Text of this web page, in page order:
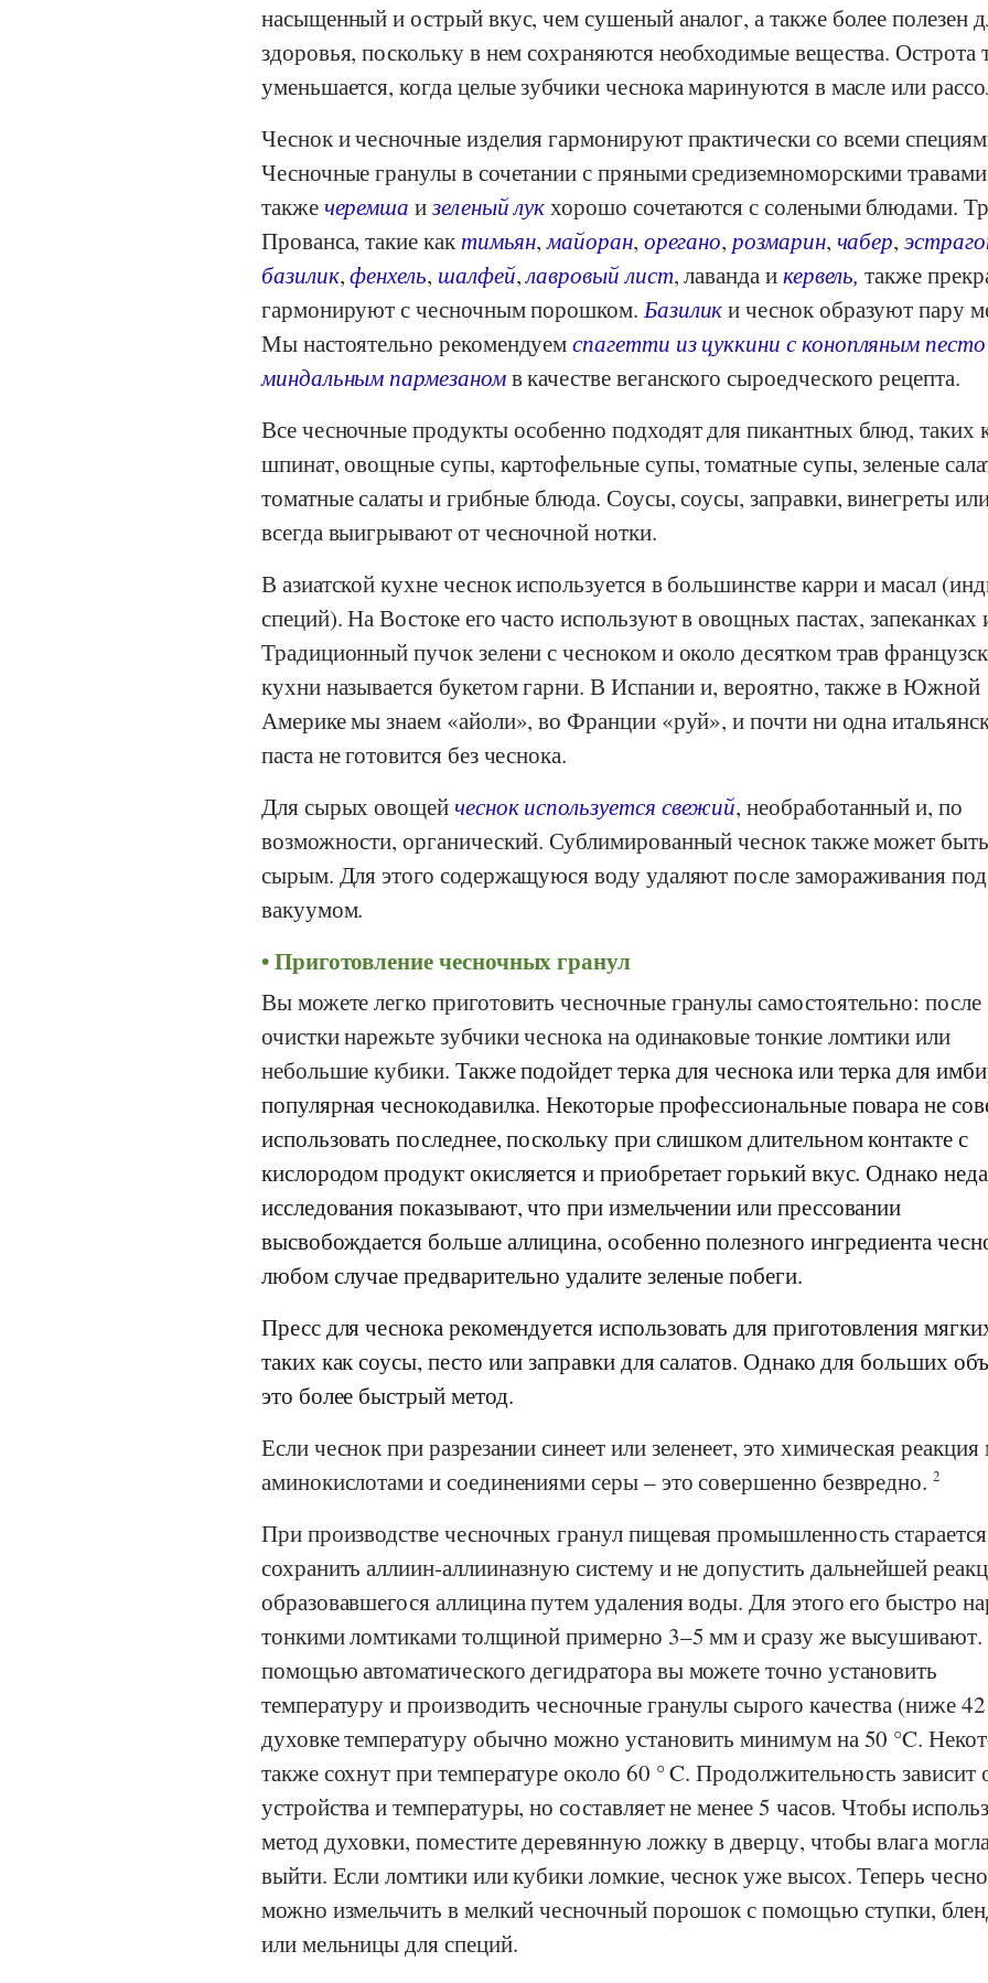
насыщенный и острый вкус, чем сушеный аналог, а также более полезен
здоровья, поскольку в нем сохраняются необходимые вещества. Острота
уменьшается, когда целые зубчики чеснока маринуются в масле или
Чеснок и чесночные изделия гармонируют практически со всеми
Чесночные гранулы в сочетании с пряными средиземноморскими
такжечеремша изеленый лукхорошо сочетаются с солеными блюдами.
Прованса, такие кактимьян,майоран, орегано,розмарин, чабер,
базилик,фенхель, шалфей,лавровый лист, лаванда икервель, также
гармонируют с чесночным порошком.Базилики чеснок образуют пару
Мы настоятельно рекомендуемспагетти из цуккини с конопляным
миндальным пармезаномв качестве веганского сыроедческого рецепта.
Все чесночные продукты особенно подходят для пикантных блюд, таких
шпинат, овощные супы, картофельные супы, томатные супы, зеленые
томатные салаты и грибные блюда. Соусы, соусы, заправки, винегреты
всегда выигрывают от чесночной нотки.
В азиатской кухне чеснок используется в большинстве карри и масал
специй). На Востоке его часто используют в овощных пастах, запеканках
Традиционный пучок зелени с чесноком и около десятком трав
кухни называется букетом гарни. В Испании и, вероятно, также в Южной
Америке мы знаем «айоли», во Франции «руй», и почти ни одна
паста не готовится без чеснока.
Для сырых овощейчеснок используется свежий, необработанный и, по
возможности, органический. Сублимированный чеснок также может быть
сырым. Для этого содержащуюся воду удаляют после замораживания под
вакуумом.
Приготовление чесночных гранул
Вы можете легко приготовить чесночные гранулы самостоятельно: после
очистки нарежьте зубчики чеснока на одинаковые тонкие ломтики или
небольшие кубики. Также подойдет терка для чеснока или терка для
популярная чеснокодавилка. Некоторые профессиональные повара не
использовать последнее, поскольку при слишком длительном контакте с
кислородом продукт окисляется и приобретает горький вкус. Однако
исследования показывают, что при измельчении или прессовании
высвобождается больше аллицина, особенно полезного ингредиента
любом случае предварительно удалите зеленые побеги.
Пресс для чеснока рекомендуется использовать для приготовления
таких как соусы, песто или заправки для салатов. Однако для больших
это более быстрый метод.
Если чеснок при разрезании синеет или зеленеет, это химическая
аминокислотами и соединениями серы – это совершенно безвредно.2
При производстве чесночных гранул пищевая промышленность старается
сохранить аллиин-аллииназную систему и не допустить дальнейшей
образовавшегося аллицина путем удаления воды. Для этого его быстро
тонкими ломтиками толщиной примерно 3–5 мм и сразу же
помощью автоматического дегидратора вы можете точно установить
температуру и производить чесночные гранулы сырого качества (ниже
духовке температуру обычно можно установить минимум на 50 °C.
также сохнут при температуре около 60 ° C. Продолжительность зависит
устройства и температуры, но составляет не менее 5 часов. Чтобы
метод духовки, поместите деревянную ложку в дверцу, чтобы влага
выйти. Если ломтики или кубики ломкие, чеснок уже высох. Теперь
можно измельчить в мелкий чесночный порошок с помощью ступки,
или мельницы для специй.